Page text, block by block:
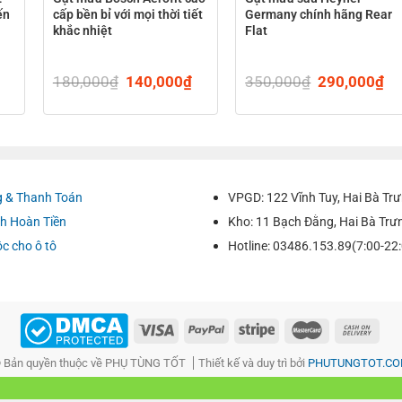
is:
cấp bền bỉ với mọi thời tiết
khắc nhiệt
180,000₫ Original
was:
140,000₫Current
is:
Germany chính hãng Rear
Flat
350,000₫ Original
was:
290,000₫
is:
& Thanh Toán
Hoàn Tiền
cho ô tô
VPGD: 122 Vĩnh Tuy, Hai Bà
Kho: 11 Bạch Đằng, Hai Bà
Hotline: 03486.153.89(7:00-
quyền thuộc về PHỤ TÙNG TỐT Thiết kế và duy trì bởi